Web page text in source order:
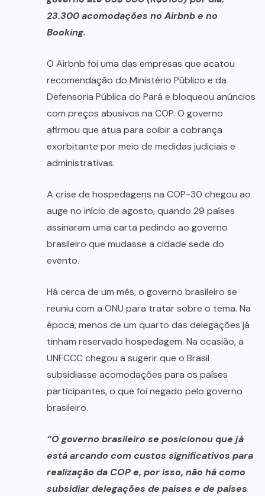
23.300 acomodações no Airbnb e no
Booking.
O Airbnb foi uma das empresas que acatou
recomendação do Ministério Público e da
Defensoria Pública do Pará e bloqueou anúncios
com preços abusivos na COP. O governo
afirmou que atua para coibir a cobrança
exorbitante por meio de medidas judiciais e
administrativas.
A crise de hospedagens na COP-30 chegou ao
auge no início de agosto, quando 29 países
assinaram uma carta pedindo ao governo
brasileiro que mudasse a cidade sede do
evento.
Há cerca de um mês, o governo brasileiro se
reuniu com a ONU para tratar sobre o tema. Na
época, menos de um quarto das delegações já
tinham reservado hospedagem. Na ocasião, a
UNFCCC chegou a sugerir que o Brasil
subsidiasse acomodações para os países
participantes, o que foi negado pelo governo
brasileiro.
“O governo brasileiro se posicionou que já
está arcando com custos significativos para
realização da COP e, por isso, não há como
subsidiar delegações de países e de países